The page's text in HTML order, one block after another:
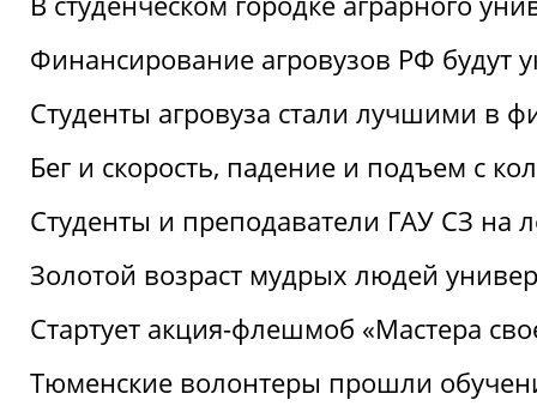
Финансирование агровузов РФ будут
Студенты агровуза стали лучшими в
Бег и скорость, падение и подъем с
Студенты и преподаватели ГАУ СЗ
Золотой возраст мудрых людей
Стартует акция-флешмоб «Мастера
Тюменские волонтеры прошли